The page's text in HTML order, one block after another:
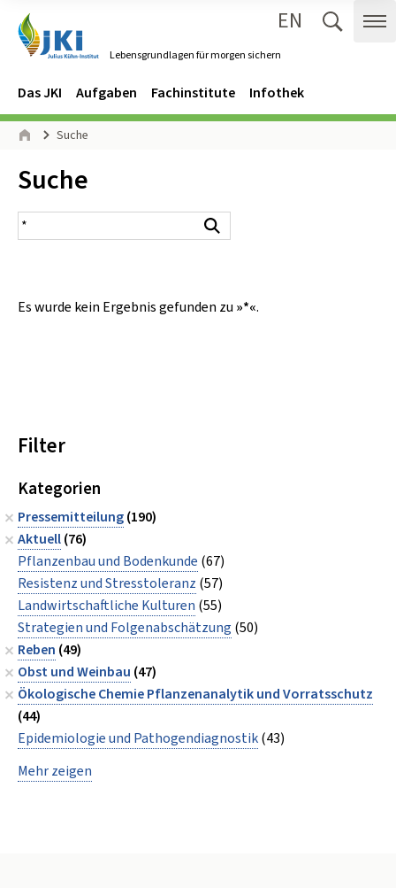
Lebensgrundlagen für morgen sichern
EN
Navigation
Hauptmenü
Das JKI Aufgaben Fachinstitute Infothek
Seitenpfad
Suche
Inhalt:
Suche
Suchergebnis
Es wurde kein Ergebnis gefunden zu »*«.
Filter
Kategorien
Pressemitteilung(190)
Aktuell(76)
Pflanzenbau und Bodenkunde (67)
Resistenz und Stresstoleranz (57)
Landwirtschaftliche Kulturen (55)
Strategien und Folgenabschätzung (50)
Reben (49)
Obst und Weinbau (47)
Ökologische Chemie Pflanzenanalytik und Vorratsschutz
(44)
Epidemiologie und Pathogendiagnostik(43)
Mehr zeigen